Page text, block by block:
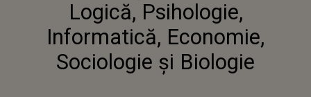
Logică, Psihologie,
Informatică, Economie,
Sociologie și Biologie